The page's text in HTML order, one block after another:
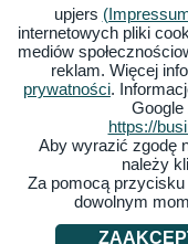
upjers
internetowych pliki
mediów
reklam. Więcej
prywatności.
Google
https://
Aby wyrazić zgodę
należy
Za pomocą przycisku
dowolnym